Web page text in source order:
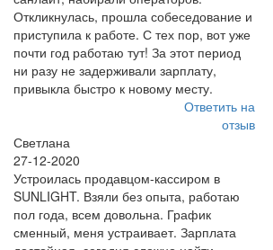
Откликнулась, прошла собеседование и
приступила к работе. С тех пор, вот уже
почти год работаю тут! За этот период
ни разу не задерживали зарплату,
привыкла быстро к новому месту.
Ответить на
отзыв
Светлана
27-12-2020
Устроилась продавцом-кассиром в
SUNLIGHT. Взяли без опыта, работаю
пол года, всем довольна. График
сменный, меня устраивает. Зарплата